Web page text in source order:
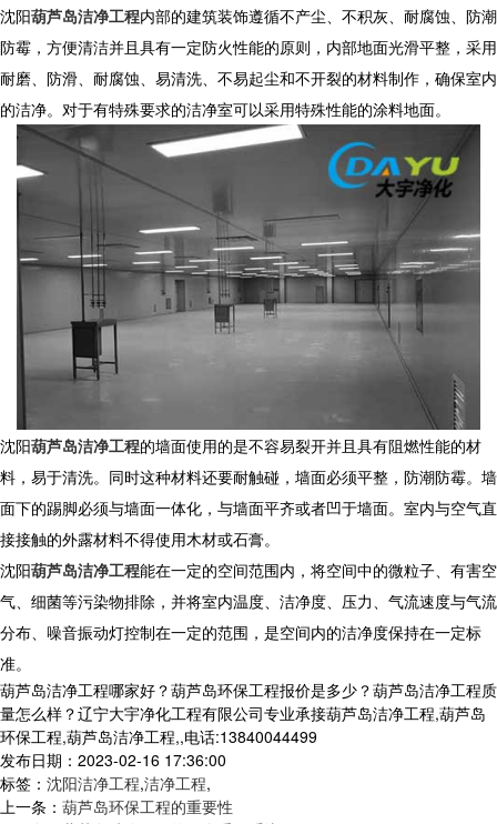
沈阳葫芦岛洁净工程内部的建筑装饰遵循不产尘、不积灰、耐腐蚀、防潮
防霉，方便清洁并且具有一定防火性能的原则，内部地面光滑平整，采用
耐磨、防滑、耐腐蚀、易清洗、不易起尘和不开裂的材料制作，确保室内
的洁净。对于有特殊要求的洁净室可以采用特殊性能的涂料地面。
沈阳葫芦岛洁净工程的墙面使用的是不容易裂开并且具有阻燃性能的材
料，易于清洗。同时这种材料还要耐触碰，墙面必须平整，防潮防霉。墙
面下的踢脚必须与墙面一体化，与墙面平齐或者凹于墙面。室内与空气直
接接触的外露材料不得使用木材或石膏。
沈阳葫芦岛洁净工程能在一定的空间范围内，将空间中的微粒子、有害空
气、细菌等污染物排除，并将室内温度、洁净度、压力、气流速度与气流
分布、噪音振动灯控制在一定的范围，是空间内的洁净度保持在一定标
准。
葫芦岛洁净工程哪家好？葫芦岛环保工程报价是多少？葫芦岛洁净工程质
量怎么样？辽宁大宇净化工程有限公司专业承接葫芦岛洁净工程,葫芦岛
环保工程,葫芦岛洁净工程,,电话:13840044499
发布日期：2023-02-16 17:36:00
标签： 沈阳洁净工程,洁净工程,
上一条： 葫芦岛环保工程的重要性